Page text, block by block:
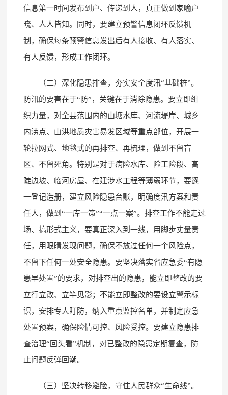
信息第一时间发布到户、传递到人，真正做到家喻户
晓、人人皆知。同时，要建立预警信息闭环反馈机
制，确保每条预警信息发出后有人接收、有人落实、
有人反馈，形成工作闭环。
（二）深化隐患排查，夯实安全度汛“基础桩”。
防汛的要害在于“防”，关键在于消除隐患。要立即组
织力量，对全县范围内的山塘水库、河流堤岸、城乡
内涝点、山洪地质灾害易发区域等重点部位，开展一
轮拉网式、地毯式的再排查、再梳理，做到不留盲
区、不留死角。特别是对于病险水库、险工险段、高
陡边坡、临河房屋、在建涉水工程等薄弱环节，要逐
一登记造册，建立风险隐患台账，明确度汛方案和责
任人，做到“一库一策”“一点一案”。排查工作不能走过
场、搞形式主义，要真正深入到一线，用脚步丈量责
任，用眼睛发现问题，确保不放过任何一个风险点，
不留下任何一处安全隐患。要坚决落实省应急委“有隐
患早处置”的要求，对排查出的隐患，能立即整改的要
立行立改、立竿见影；不能立即整改的要设立警示标
识，安排专人盯防，纳入重点监控名单，并制定应急
处置预案，确保险情可控、风险受控。要建立隐患排
查治理“回头看”机制，对已整改的隐患定期复查，防
止问题反弹回潮。
（三）坚决转移避险，守住人民群众“生命线”。